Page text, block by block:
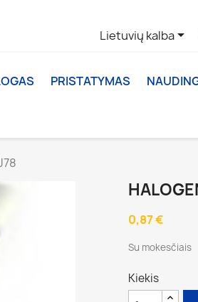
Lietuvių kalba
PRISTATYMAS
0,87 €
Su mokesčiais
Kiekis